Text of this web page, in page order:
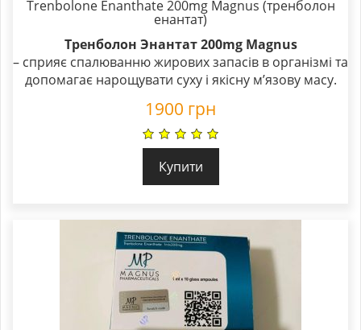
Trenbolone Enanthate 200mg Magnus (тренболон
енантат)
Тренболон Энантат 200mg Magnus
– сприяє спалюванню жирових запасів в організмі та
допомагає нарощувати суху і якісну м’язову масу.
1900 грн
Купити